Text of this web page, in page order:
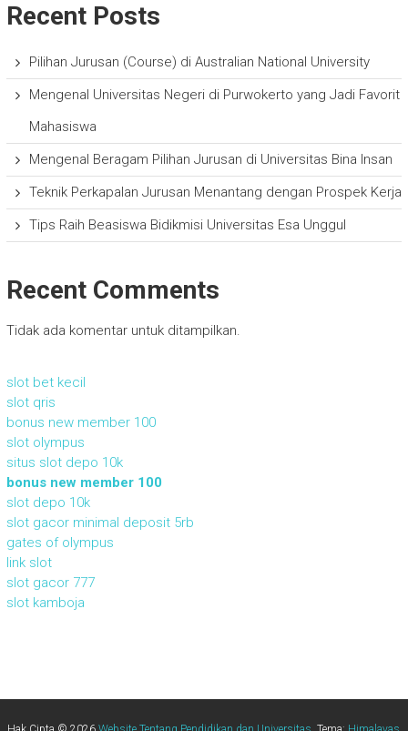
Recent Posts
Pilihan Jurusan (Course) di Australian National University
Mengenal Universitas Negeri di Purwokerto yang Jadi Favorit
Mahasiswa
Mengenal Beragam Pilihan Jurusan di Universitas Bina Insan
Teknik Perkapalan Jurusan Menantang dengan Prospek Kerja
Tips Raih Beasiswa Bidikmisi Universitas Esa Unggul
Recent Comments
Tidak ada komentar untuk ditampilkan.
slot bet kecil
slot qris
bonus new member 100
slot olympus
situs slot depo 10k
bonus new member 100
slot depo 10k
slot gacor minimal deposit 5rb
gates of olympus
link slot
slot gacor 777
slot kamboja